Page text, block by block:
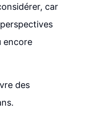
car
encore
des